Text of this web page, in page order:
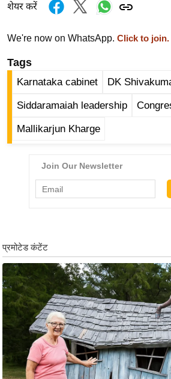
हि
ज
ग
ऑ
टो
म
नो
रं
ज
न
ज
बॉ
शेयर करें
We're now on WhatsApp. Click to join.
Tags
Karnataka cabinet DK
Siddaramaiah leadership
Mallikarjun Kharge